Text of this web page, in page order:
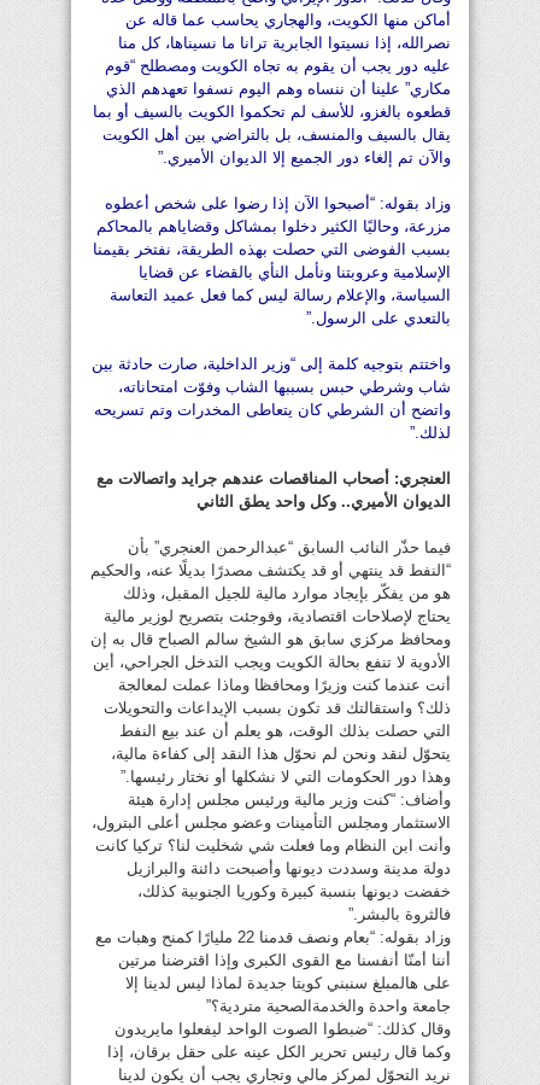
أماكن منها الكويت، والهجاري يحاسب عما قاله عن
نصرالله، إذا نسيتوا الجابرية ترانا ما نسيناها، كل منا
عليه دور يجب أن يقوم به تجاه الكويت ومصطلح “قوم
مكاري” علينا أن ننساه وهم اليوم نسفوا تعهدهم الذي
قطعوه بالغزو، للأسف لم تحكموا الكويت بالسيف أو بما
يقال بالسيف والمنسف، بل بالتراضي بين أهل الكويت
والآن تم إلغاء دور الجميع إلا الديوان الأميري.”
وزاد بقوله: “أصبحوا الآن إذا رضوا على شخص أعطوه
مزرعة، وحاليًا الكثير دخلوا بمشاكل وقضاياهم بالمحاكم
بسبب الفوضى التي حصلت بهذه الطريقة، نفتخر بقيمنا
الإسلامية وعروبتنا ونأمل النأي بالقضاء عن قضايا
السياسة، والإعلام رسالة ليس كما فعل عميد التعاسة
بالتعدي على الرسول.”
واختتم بتوجيه كلمة إلى “وزير الداخلية، صارت حادثة بين
شاب وشرطي حبس بسببها الشاب وفوّت امتحاناته،
واتضح أن الشرطي كان يتعاطى المخدرات وتم تسريحه
لذلك.”
العنجري: أصحاب المناقصات عندهم جرايد واتصالات مع
الديوان الأميري.. وكل واحد يطق الثاني
فيما حذّر النائب السابق “عبدالرحمن العنجري” بأن
“النفط قد ينتهي أو قد يكتشف مصدرًا بديلًا عنه، والحكيم
هو من يفكّر بإيجاد موارد مالية للجيل المقبل، وذلك
يحتاج لإصلاحات اقتصادية، وفوجئت بتصريح لوزير مالية
ومحافظ مركزي سابق هو الشيخ سالم الصباح قال به إن
الأدوية لا تنفع بحالة الكويت ويجب التدخل الجراحي، أين
أنت عندما كنت وزيرًا ومحافظا وماذا عملت لمعالجة
ذلك؟ واستقالتك قد تكون بسبب الإيداعات والتحويلات
التي حصلت بذلك الوقت، هو يعلم أن عند بيع النفط
يتحوّل لنقد ونحن لم نحوّل هذا النقد إلى كفاءة مالية،
وهذا دور الحكومات التي لا نشكلها أو نختار رئيسها.”
وأضاف: “كنت وزير مالية ورئيس مجلس إدارة هيئة
الاستثمار ومجلس التأمينات وعضو مجلس أعلى البترول،
وأنت ابن النظام وما فعلت شي شخليت لنا؟ تركيا كانت
دولة مدينة وسددت ديونها وأصبحت دائنة والبرازيل
خفضت ديونها بنسبة كبيرة وكوريا الجنوبية كذلك،
فالثروة بالبشر.”
وزاد بقوله: “بعام ونصف قدمنا 22 مليارًا كمنح وهبات مع
أننا أمنّا أنفسنا مع القوى الكبرى وإذا اقترضنا مرتين
على هالمبلغ سنبني كويتا جديدة لماذا ليس لدينا إلا
جامعة واحدة والخدمةالصحية متردية؟”
وقال كذلك: “ضبطوا الصوت الواحد ليفعلوا مايريدون
وكما قال رئيس تحرير الكل عينه على حقل برقان، إذا
نريد التحوّل لمركز مالي وتجاري يجب أن يكون لدينا